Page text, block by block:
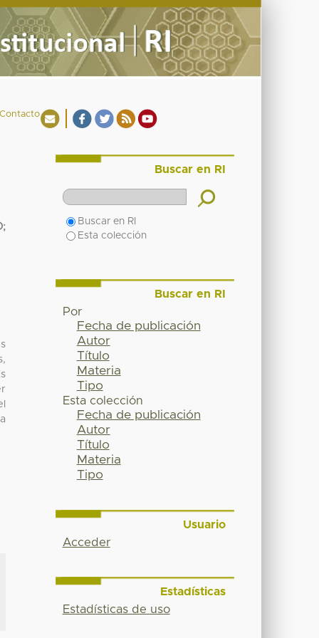
;
Buscar en RI
Buscar en RI
Esta colección
Buscar en RI
Por
Fecha de publicación
Autor
Título
Materia
Tipo
Esta colección
Fecha de publicación
Autor
Título
Materia
Tipo
Usuario
Acceder
Estadísticas
Estadísticas de uso